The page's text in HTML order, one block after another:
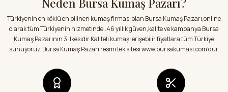
Ürün açıklamasında eksik bilgiler bulunuyor.
Ürün bilgilerinde hatalar bulunuyor.
Ürün fiyatı diğer sitelerden daha pahalı.
Bu ürüne benzer farklı alternatifler olmalı.
Çok memnun kaldım hepsi çok kaliteli
S... S... | 03/08/2026
Satıcı ilgili ve kısa sürede sorunsuz bir
doğrultusunda kumaşlarımı aldım.Çok
memnun kaldım.Teşekkürler
Neden Bursa Kumaş Pazarı?
Türkiyenin en köklü en bilinen kumaş firması olan Bursa Kumaş Pazarı,online
olarak tüm Türkiyenin hizmetinde..46 yıllık güven,kalite ve kampanya Bursa
Kumaş Pazarının 3 ilkesidir.Kaliteli kumaşı erişebilir fiyatlara tüm Türkiye
sunuyoruz.Bursa Kumaş Pazarı resmi tek sitesi www.bursakumasi.com'dur.